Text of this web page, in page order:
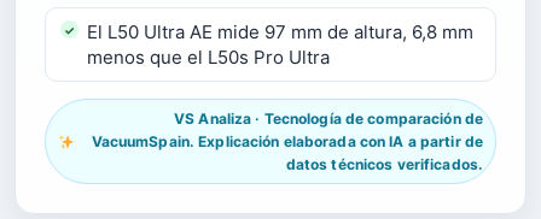
El L50 Ultra AE mide 97 mm de altura, 6,8 mm
menos que el L50s Pro Ultra
VS Analiza · Tecnología de comparación de
VacuumSpain. Explicación elaborada con IA a partir de
datos técnicos verificados.